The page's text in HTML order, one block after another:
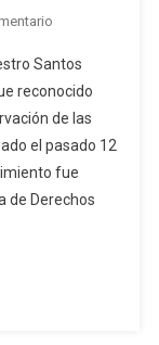
En
A
Maestro
De
Collantes
Santos
reconocido
de las
el pasado 12
fue
de Derechos